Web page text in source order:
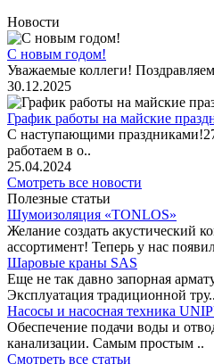
Новости
С новым годом!
Уважаемые коллеги!
30.12.2025
График работы на майские
С наступающими
работаем в о..
25.04.2024
Смотреть все новости
Полезные статьи
Шумоизоляция «TONLOS»
Желание создать акустический
ассортимент! Теперь у нас
Шаровые краны SAS
Еще не так давно запорная
Эксплуатация традиционной тру..
Насосы и насосная техника
Обеспечение подачи воды и
канализации. Самым простым ..
Смотреть все статьи